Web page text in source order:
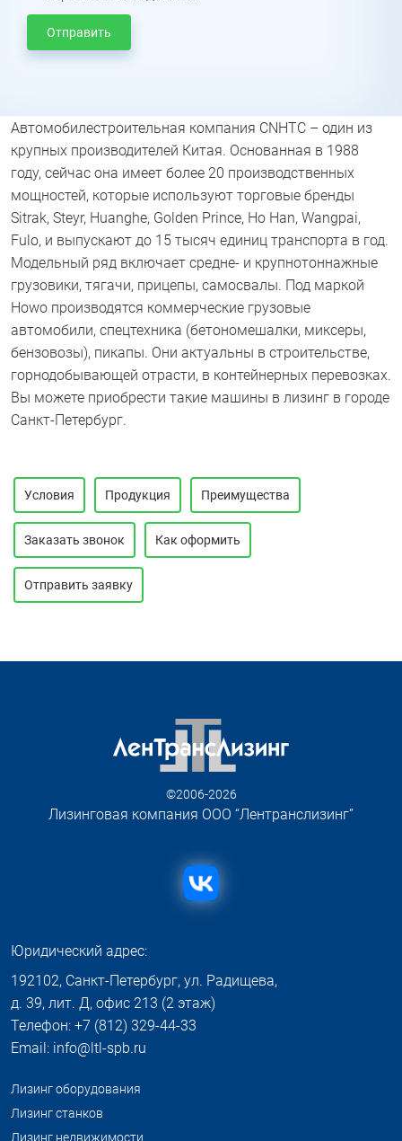
Отправить
Автомобилестроительная компания CNHTC – один из
крупных производителей Китая. Основанная в 1988
году, сейчас она имеет более 20 производственных
мощностей, которые используют торговые бренды
Sitrak, Steyr, Huanghe, Golden Prince, Ho Han, Wangpai,
Fulo, и выпускают до 15 тысяч единиц транспорта в год.
Модельный ряд включает средне- и крупнотоннажные
грузовики, тягачи, прицепы, самосвалы. Под маркой
Howo производятся коммерческие грузовые
автомобили, спецтехника (бетономешалки, миксеры,
бензовозы), пикапы. Они актуальны в строительстве,
горнодобывающей отрасти, в контейнерных перевозках.
Вы можете приобрести такие машины в лизинг в городе
Санкт-Петербург.
Условия Продукция Преимущества
Заказать звонок Как оформить
Отправить заявку
©2006-2026
Лизинговая компания ООО “Лентранслизинг”
Юридический адрес:
192102, Санкт-Петербург, ул. Радищева,
д. 39, лит. Д, офис 213 (2 этаж)
Телефон: +7 (812) 329-44-33
Email: info@ltl-spb.ru
Лизинг оборудования
Лизинг станков
Лизинг недвижимости